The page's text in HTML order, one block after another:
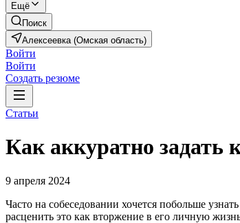
Ещё
Поиск
Алексеевка (Омская область)
Войти
Войти
Создать резюме
Статьи
Как аккуратно задать
9 апреля 2024
Часто на собеседовании хочется побольше
расценить это как вторжение в его личную